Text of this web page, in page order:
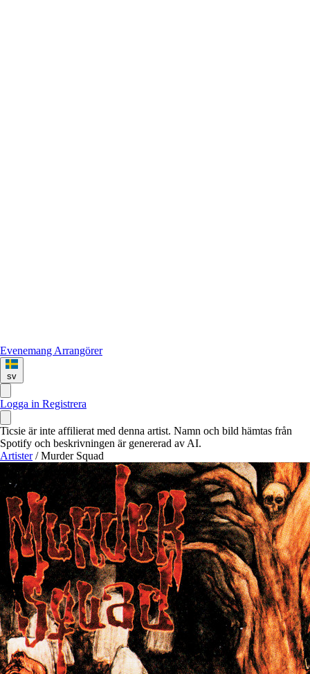
Evenemang Arrangörer
sv
Logga in Registrera
Ticsie är inte affilierat med denna artist. Namn och bild hämtas från
Spotify och beskrivningen är genererad av AI.
Artister / Murder Squad